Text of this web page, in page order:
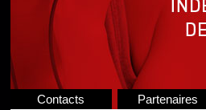
Contacts Partenaires